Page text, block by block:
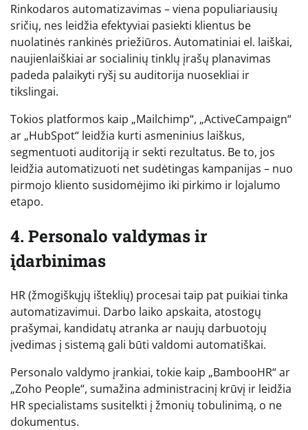
Rinkodaros automatizavimas – viena populiariausių
sričių, nes leidžia efektyviai pasiekti klientus be
nuolatinės rankinės priežiūros. Automatiniai el. laiškai,
naujienlaiškiai ar socialinių tinklų įrašų planavimas
padeda palaikyti ryšį su auditorija nuosekliai ir
tikslingai.
Tokios platformos kaip „Mailchimp“, „ActiveCampaign“
ar „HubSpot“ leidžia kurti asmeninius laiškus,
segmentuoti auditoriją ir sekti rezultatus. Be to, jos
leidžia automatizuoti net sudėtingas kampanijas – nuo
pirmojo kliento susidomėjimo iki pirkimo ir lojalumo
etapo.
4. Personalo valdymas ir
įdarbinimas
HR (žmogiškųjų išteklių) procesai taip pat puikiai tinka
automatizavimui. Darbo laiko apskaita, atostogų
prašymai, kandidatų atranka ar naujų darbuotojų
įvedimas į sistemą gali būti valdomi automatiškai.
Personalo valdymo įrankiai, tokie kaip „BambooHR“ ar
„Zoho People“, sumažina administracinį krūvį ir leidžia
HR specialistams susitelkti į žmonių tobulinimą, o ne
dokumentus.